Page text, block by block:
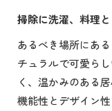
掃除に洗濯、料理
あるべき場所にあ
チュラルで可愛ら
く、温かみのある
機能性とデザイン